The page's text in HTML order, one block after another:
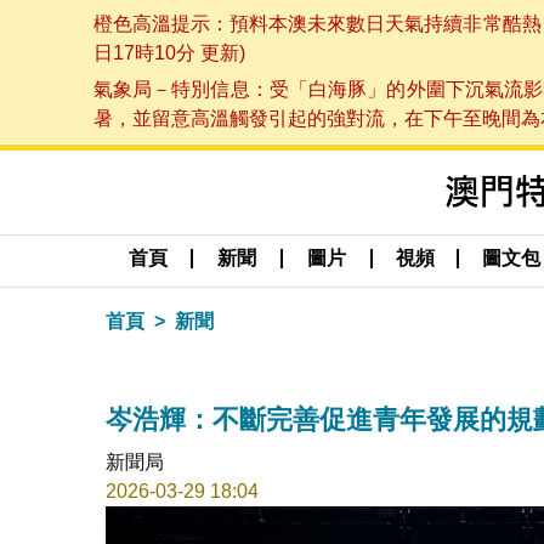
橙色高溫提示：預料本澳未來數日天氣持續非常酷
日17時10分 更新)
氣象局－特別信息：受「白海豚」的外圍下沉氣流
暑，並留意高溫觸發引起的強對流，在下午至晚間
首頁 新聞 圖片 視頻 圖文包
首頁 新聞
岑浩輝：不斷完善促進青年發展的規
新聞局
2026-03-29 18:04